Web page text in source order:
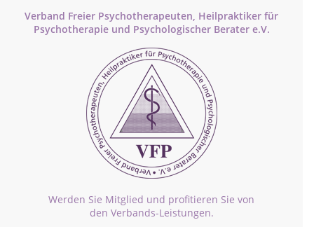
Verband Freier Psychotherapeuten, Heilpraktiker für
Psychotherapie und Psychologischer Berater e.V.
Werden Sie Mitglied und profitieren Sie von
den Verbands-Leistungen.